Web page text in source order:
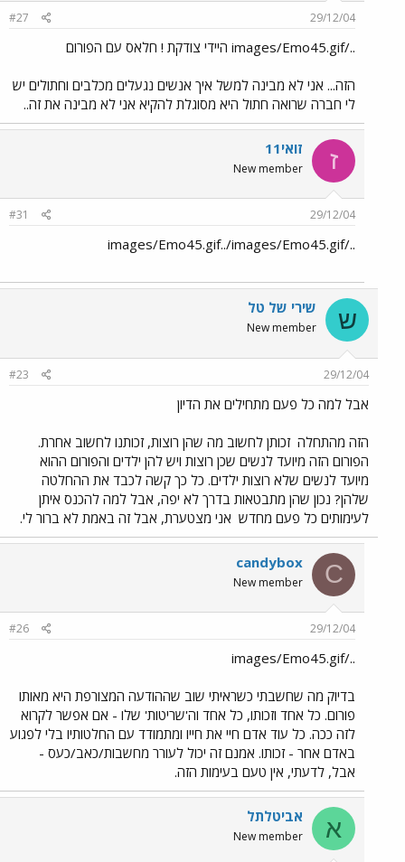
29/12/04
#27
../images/Emo45.gif היידי צודקת ! חלאס עם הפורום
הזה... אני לא מבינה למשל איך אנשים נגעלים מכלבים וחתולים יש
לי חברה שרואה חתול היא מסוגלת להקיא אני לא מבינה את זה..
ז זואי11
New member
29/12/04
#31
../images/Emo45.gif../images/Emo45.gif
ש שירי של טל
New member
29/12/04
#23
אבל למה כל פעם מתחילים את הדיון
הזה מהתחלה זכותן לחשוב מה שהן רוצות, זכותנו לחשוב אחרת.
הפורום הזה מיועד לנשים שכן רוצות ויש להן ילדים והפורום ההוא
מיועד לנשים שלא רוצות ילדים. כל כך קשה לכבד את ההחלטה
שלהן? נכון שהן מתבטאות בדרך לא יפה, אבל למה להכנס איתן
לעימותים כל פעם מחדש אני מצטערת, אבל זה באמת לא ברור לי.
C
candybox
New member
29/12/04
#26
../images/Emo45.gif
בדיוק מה שחשבתי כשראיתי שוב שההודעה המצורפת היא מאותו
פורום. כל אחד וזכותו, כל אחד וה'שריטות' שלו - אם אפשר לקרוא
לזה ככה. כל עוד אדם חיי את חייו ומתמודד עם החלטותיו בלי לפגוע
באדם אחר - זכותו. אמנם זה יכול לעורר מחשבות/כאב/כעס -
אבל, לדעתי, אין טעם בעימות הזה.
א אביטלתל
New member